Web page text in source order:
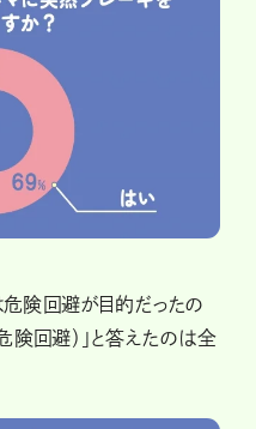
危険回避が目的だったの
険回避）」と答えたのは全